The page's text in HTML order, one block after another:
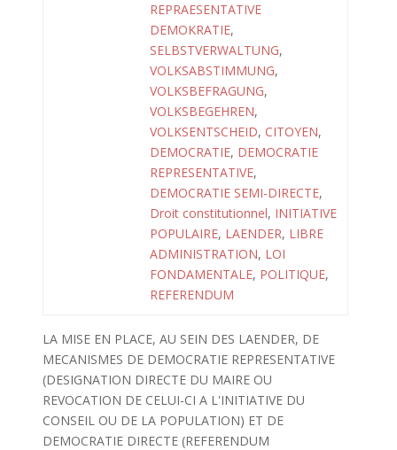
REPRAESENTATIVE
DEMOKRATIE,
SELBSTVERWALTUNG,
VOLKSABSTIMMUNG,
VOLKSBEFRAGUNG,
VOLKSBEGEHREN,
VOLKSENTSCHEID, CITOYEN,
DEMOCRATIE, DEMOCRATIE
REPRESENTATIVE,
DEMOCRATIE SEMI-DIRECTE,
Droit constitutionnel, INITIATIVE
POPULAIRE, LAENDER, LIBRE
ADMINISTRATION, LOI
FONDAMENTALE, POLITIQUE,
REFERENDUM
LA MISE EN PLACE, AU SEIN DES LAENDER, DE
MECANISMES DE DEMOCRATIE REPRESENTATIVE
(DESIGNATION DIRECTE DU MAIRE OU
REVOCATION DE CELUI-CI A L'INITIATIVE DU
CONSEIL OU DE LA POPULATION) ET DE
DEMOCRATIE DIRECTE (REFERENDUM